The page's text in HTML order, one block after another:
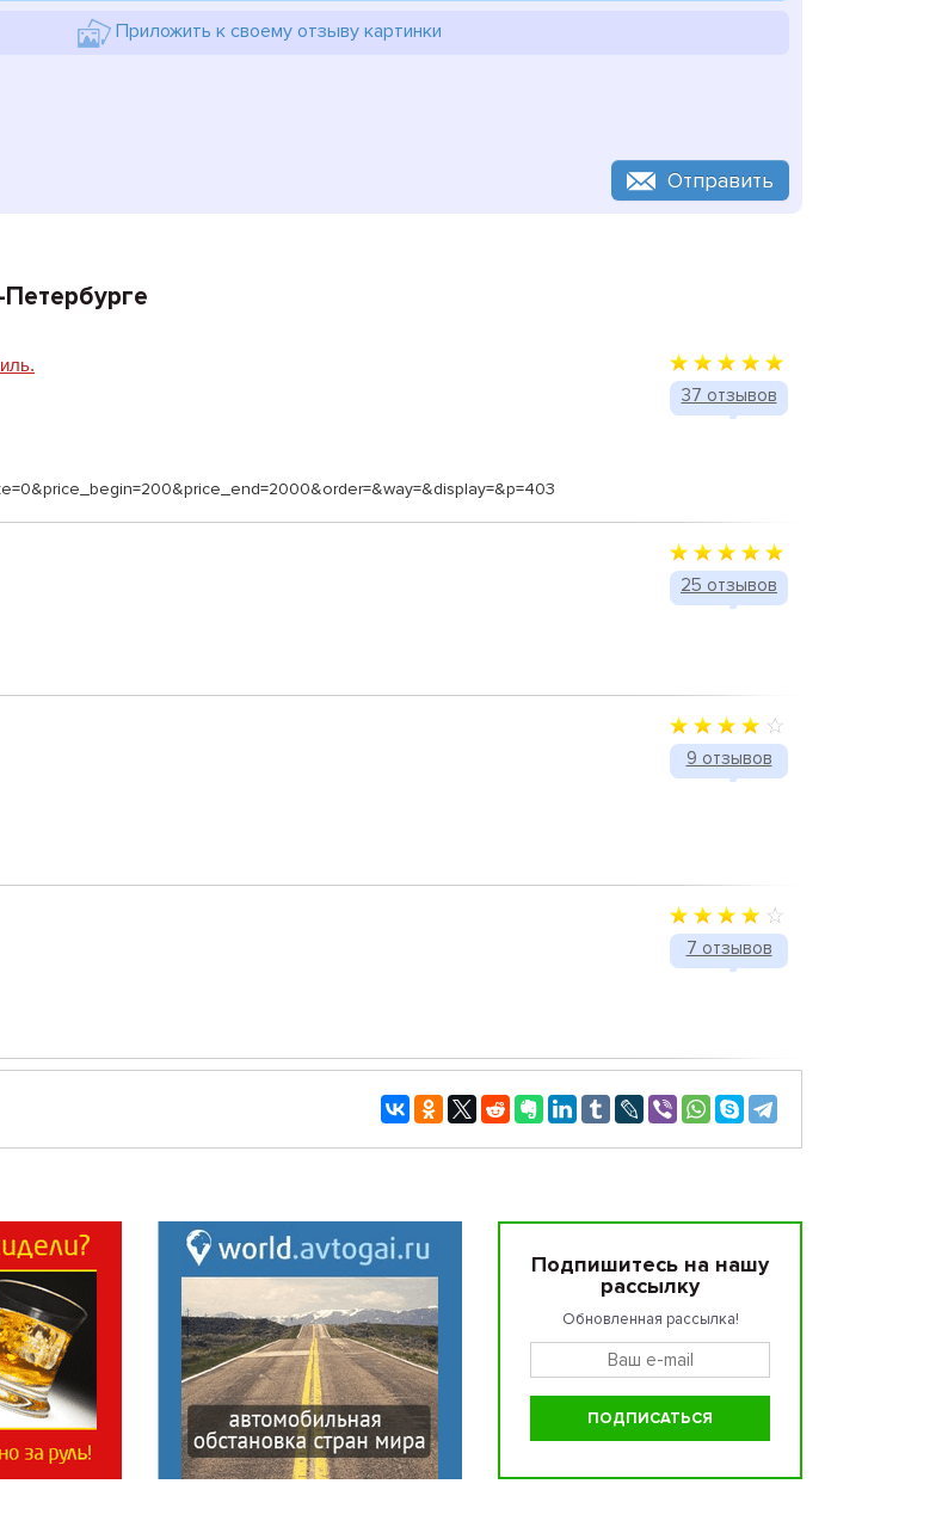
Приложить к своему отзыву картинки
Отправить
37 отзывов
25 отзывов
9 отзывов
7 отзывов
Подпишитесь на нашу
рассылку
Обновленная рассылка!